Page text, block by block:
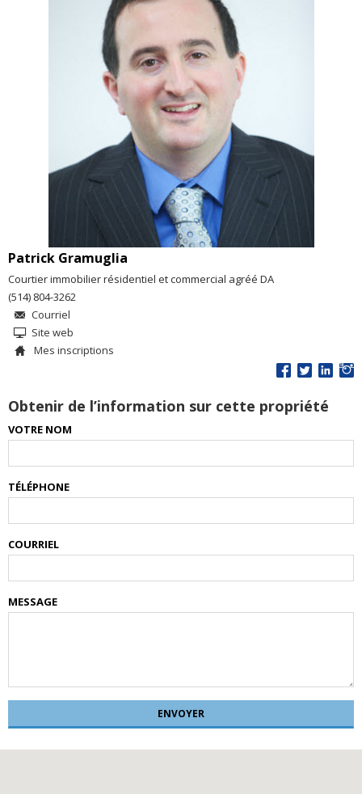
Patrick Gramuglia
Courtier immobilier résidentiel et commercial agréé DA
(514) 804-3262
Courriel
Site web
Mes inscriptions
Obtenir de l’information sur cette propriété
VOTRE NOM
TÉLÉPHONE
COURRIEL
MESSAGE
ENVOYER